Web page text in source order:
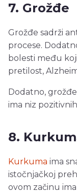
7. Grožđe
Grožđe sadrži
procese.
bolesti među
pretilost,
Dodatno,
ima niz
8.
Kurkuma ima
istočnjačkoj
ovom začinu